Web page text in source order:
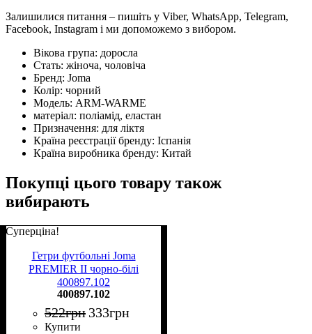
Залишилися питання – пишіть у Viber, WhatsApp, Telegram,
Facebook, Instagram і ми допоможемо з вибором.
Вікова група: доросла
Стать: жіноча, чоловіча
Бренд: Joma
Колір: чорний
Модель: ARM-WARME
матеріал: поліамід, еластан
Призначення: для ліктя
Країна реєстрації бренду: Іспанія
Країна виробника бренду: Китай
Покупці цього товару також
вибирають
Суперціна!
Гетри футбольні Joma
PREMIER II чорно-білі
400897.102
400897.102
522грн 333грн
Купити